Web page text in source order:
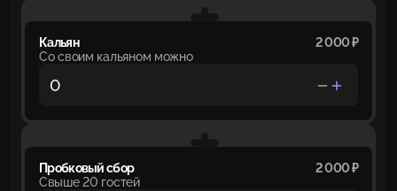
Кальян
2 000 ₽
Со своим кальяном можно
Пробковый сбор
2 000 ₽
Свыше 20 гостей